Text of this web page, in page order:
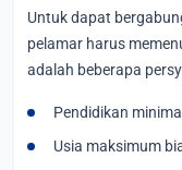
Untuk dapat
pelamar harus
adalah beberapa
Pendidikan
Usia maksimum